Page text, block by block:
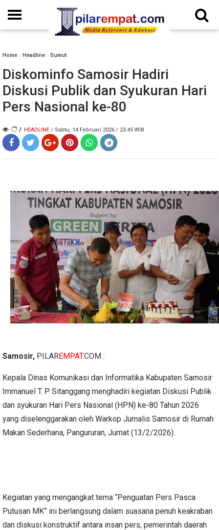
Home » Headline » Sumut.
Diskominfo Samosir Hadiri
Diskusi Publik dan Syukuran Hari
Pers Nasional ke-80
/ HEADLINE / Sabtu, 14 Februari 2026 / 23.45 WIB
Samosir, PILAREMPAT.COM :
Kepala Dinas Komunikasi dan Informatika Kabupaten Samosir
Immanuel T. P Sitanggang menghadiri kegiatan Diskusi Publik
dan syukuran Hari Pers Nasional (HPN) ke-80 Tahun 2026
yang diselenggarakan oleh Warkop Jurnalis Samosir di Rumah
Makan Sederhana, Pangururan, Jumat (13/2/2026).
Kegiatan yang mengangkat tema “Penguatan Pers Pasca
Putusan MK” ini berlangsung dalam suasana penuh keakraban
dan diskusi konstruktif antara insan pers, pemerintah daerah